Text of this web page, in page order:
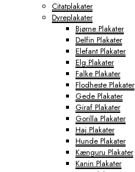
Citatplakater
Dyreplakater
Bjørne Plakater
Delfin Plakater
Elefant Plakater
Elg Plakater
Falke Plakater
Flodheste Plakater
Gede Plakater
Giraf Plakater
Gorilla Plakater
Haj Plakater
Hunde Plakater
Kænguru Plakater
Kanin Plakater